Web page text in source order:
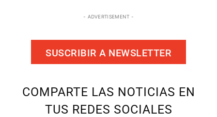
- ADVERTISEMENT -
SUSCRIBIR A NEWSLETTER
COMPARTE LAS NOTICIAS EN
TUS REDES SOCIALES